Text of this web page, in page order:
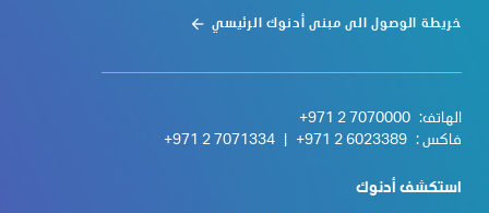
خريطة الوصول الى مبنى أدنوك الرئيسي
الهاتف: +971 2 7070000
فاكس : +971 2 6023389
+971 2 7071334
استكشف أدنوك